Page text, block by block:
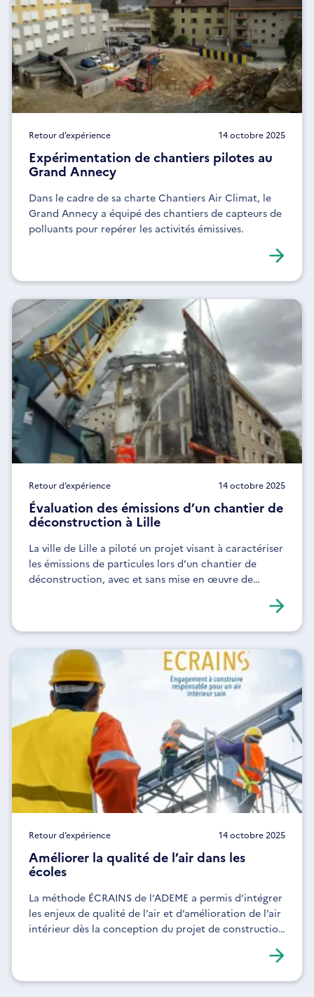
Retour d’expérience 14 octobre 2025
Expérimentation de chantiers pilotes au
Grand Annecy
Dans le cadre de sa charte Chantiers Air Climat, le
Grand Annecy a équipé des chantiers de capteurs de
polluants pour repérer les activités émissives.
Retour d’expérience 14 octobre 2025
Évaluation des émissions d’un chantier de
déconstruction à Lille
La ville de Lille a piloté un projet visant à caractériser
les émissions de particules lors d’un chantier de
déconstruction, avec et sans mise en œuvre de
Retour d’expérience 14 octobre 2025
Améliorer la qualité de l’air dans les
écoles
La méthode ÉCRAINS de l’ADEME a permis d’intégrer
les enjeux de qualité de l’air et d’amélioration de l’air
intérieur dès la conception du projet de construction